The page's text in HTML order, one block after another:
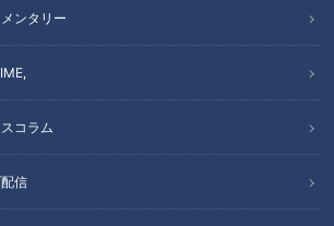
ンタリー
コラム
信
なたへのおすすめ